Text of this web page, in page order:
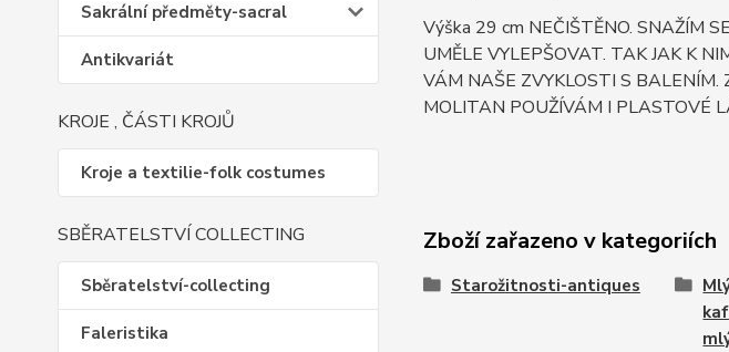
Sakrální předměty-sacral
Antikvariát
KROJE , ČÁSTI KROJŮ
Kroje a textilie-folk costumes
SBĚRATELSTVÍ COLLECTING
Sběratelství-collecting
Faleristika
Výška 29 cm NEČIŠTĚNO. SNAŽÍM
UMĚLE VYLEPŠOVAT. TAK JAK K
VÁM NAŠE ZVYKLOSTI S
MOLITAN POUŽÍVÁM I PLASTOVÉ
Zboží zařazeno v kategoriích
Starožitnosti-antiques